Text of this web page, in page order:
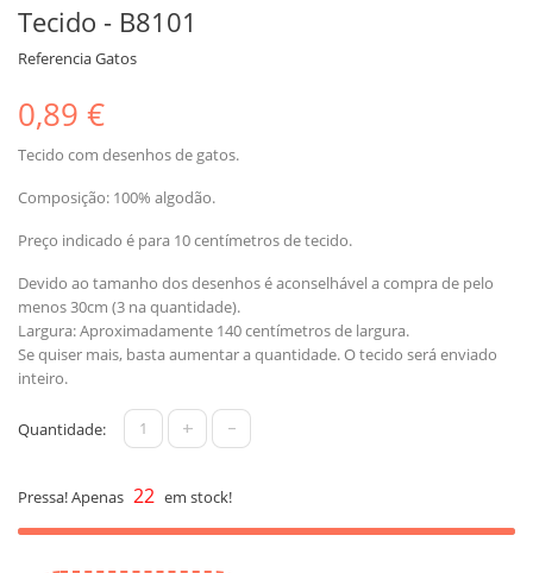
Tecido - B8101
ReferenciaGatos
0,89 €
Tecido com desenhos de gatos.
Composição: 100% algodão.
Preço indicado é para 10 centímetros de tecido.
Devido ao tamanho dos desenhos é aconselhável a compra de pelo
menos 30cm (3 na quantidade).
Largura: Aproximadamente 140 centímetros de largura.
Se quiser mais, basta aumentar a quantidade. O tecido será enviado
inteiro.
Quantidade: + -
Pressa! Apenas 22 em stock!